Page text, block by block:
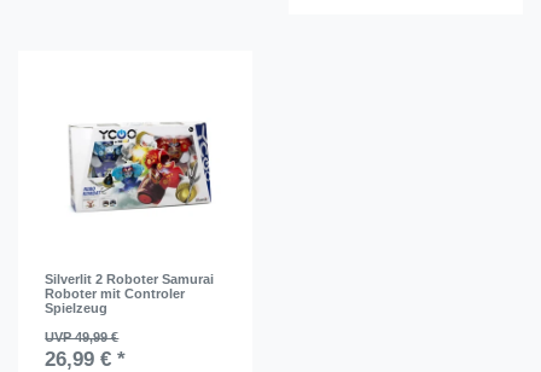
Silverlit 2 Roboter Samurai
Roboter mit Controler
Spielzeug
UVP 49,99 €
26,99 € *